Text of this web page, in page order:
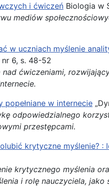
i ćwiczeń Biologia w
mediów
w uczniach myślenie
nr 6, s. 48-52
ćwiczeniami,
popełniane w internecie
odpowiedzialnego
przestępcami.
krytyczne myślenie? :
krytycznego myślenia
i rolę nauczyciela,